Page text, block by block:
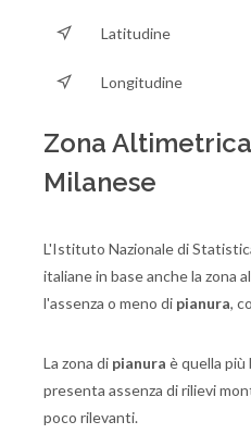
Latitudine
Longitudine
Zona
Milanese
L'Istituto Nazionale di
italiane in base anche la zona
l'assenza o meno di pianura,
La zona di pianura è quella più
presenta assenza di rilievi
poco rilevanti.